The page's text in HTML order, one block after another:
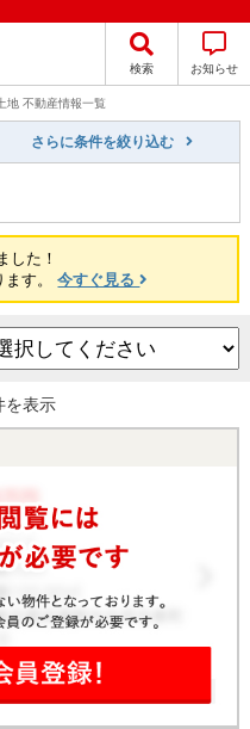
検索 お知らせ
地 不動産情報一覧
さらに条件を絞り込む
した！
ます。今すぐ見る
を表示